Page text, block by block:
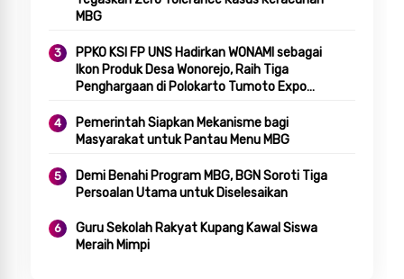
MBG
PPKO KSI FP UNS Hadirkan WONAMI sebagai
Ikon Produk Desa Wonorejo, Raih Tiga
Penghargaan di Polokarto Tumoto Expo
Pemerintah Siapkan Mekanisme bagi
Masyarakat untuk Pantau Menu MBG
Demi Benahi Program MBG, BGN Soroti Tiga
Persoalan Utama untuk Diselesaikan
Guru Sekolah Rakyat Kupang Kawal Siswa
Meraih Mimpi